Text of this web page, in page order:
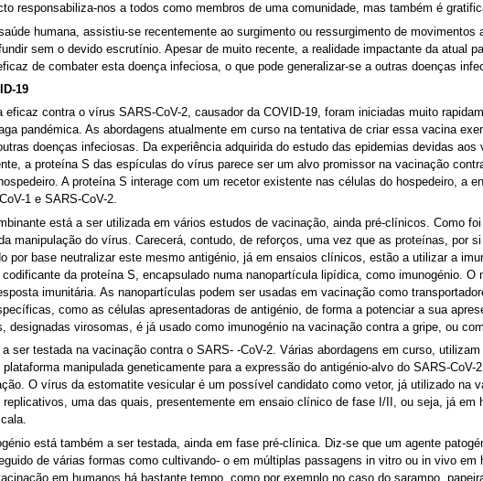
responsabiliza-nos a todos como membros de uma comunidade, mas também é
humana, assistiu-se recentemente ao surgimento ou ressurgimento de
sem o devido escrutínio. Apesar de muito recente, a realidade impactante da atual
de combater esta doença infeciosa, o que pode generalizar-se a outras doenças
19
contra o vírus SARS-CoV-2, causador da COVID-19, foram iniciadas muito
pandémica. As abordagens atualmente em curso na tentativa de criar essa vacina
doenças infeciosas. Da experiência adquirida do estudo das epidemias devidas
a proteína S das espículas do vírus parece ser um alvo promissor na vacinação
A proteína S interage com um recetor existente nas células do hospedeiro, a
1 e SARS-CoV-2.
está a ser utilizada em vários estudos de vacinação, ainda pré-clínicos. Como
manipulação do vírus. Carecerá, contudo, de reforços, uma vez que as proteínas, por
por base neutralizar este mesmo antigénio, já em ensaios clínicos, estão a utilizar a
da proteína S, encapsulado numa nanopartícula lipídica, como imunogénio.
imunitária. As nanopartículas podem ser usadas em vacinação como
como as células apresentadoras de antigénio, de forma a potenciar a sua
designadas virosomas, é já usado como imunogénio na vacinação contra a gripe, ou
ser testada na vacinação contra o SARS- -CoV-2. Várias abordagens em curso,
manipulada geneticamente para a expressão do antigénio-alvo do SARS-
O vírus da estomatite vesicular é um possível candidato como vetor, já utilizado na
uma das quais, presentemente em ensaio clínico de fase I/II, ou seja, já em
está também a ser testada, ainda em fase pré-clínica. Diz-se que um agente
de várias formas como cultivando- o em múltiplas passagens in vitro ou in vivo em
em humanos há bastante tempo, como por exemplo no caso do sarampo,